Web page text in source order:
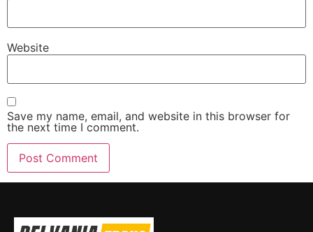
Website
Save my name, email, and website in this browser for
the next time I comment.